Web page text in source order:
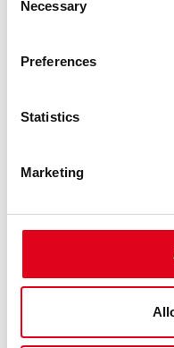
Selection
Necessary
Preferences
Statistics
Marketing
26.04.2026
RESOLUCIÓ
El jurat, compost per
de les Arts Lliures de
Oliva i Maria